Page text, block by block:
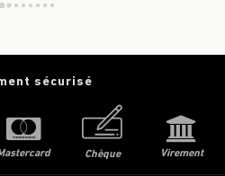
sécurisé
Chèque Virement